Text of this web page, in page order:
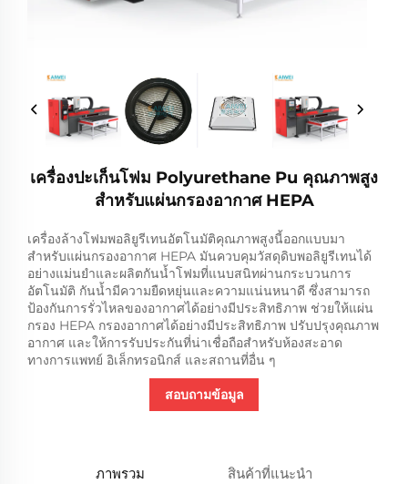
เครื่องปะเก็นโฟม Polyurethane Pu คุณภาพสูง
สำหรับแผ่นกรองอากาศ HEPA
เครื่องล้างโฟมพอลิยูรีเทนอัตโนมัติคุณภาพสูงนี้ออกแบบมา
สำหรับแผ่นกรองอากาศ HEPA มันควบคุมวัสดุดิบพอลิยูรีเทนได้
อย่างแม่นยำและผลิตกันน้ำโฟมที่แนบสนิทผ่านกระบวนการ
อัตโนมัติ กันน้ำมีความยืดหยุ่นและความแน่นหนาดี ซึ่งสามารถ
ป้องกันการรั่วไหลของอากาศได้อย่างมีประสิทธิภาพ ช่วยให้แผ่น
กรอง HEPA กรองอากาศได้อย่างมีประสิทธิภาพ ปรับปรุงคุณภาพ
อากาศ และให้การรับประกันที่น่าเชื่อถือสำหรับห้องสะอาด
ทางการแพทย์ อิเล็กทรอนิกส์ และสถานที่อื่น ๆ
สอบถามข้อมูล
ภาพรวม สินค้าที่แนะนำ